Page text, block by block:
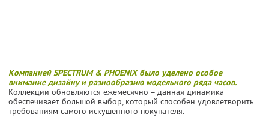
Компанией SPECTRUM & PHOENIX было уделено особое
внимание дизайну и разнообразию модельного ряда часов.
Коллекции обновляются ежемесячно – данная динамика
обеспечивает большой выбор, который способен удовлетворить
требованиям самого искушенного покупателя.